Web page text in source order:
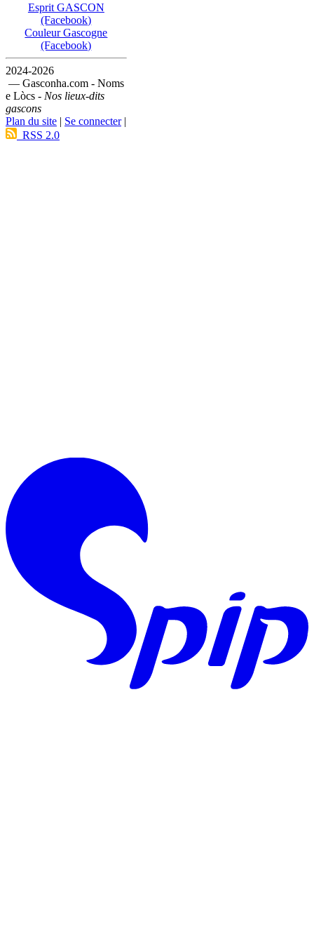
Esprit GASCON
(Facebook)
Couleur Gascogne
(Facebook)
2024-2026
— Gasconha.com - Noms
e Lòcs - Nos lieux-dits
gascons
Plan du site
Se connecter|
RSS 2.0